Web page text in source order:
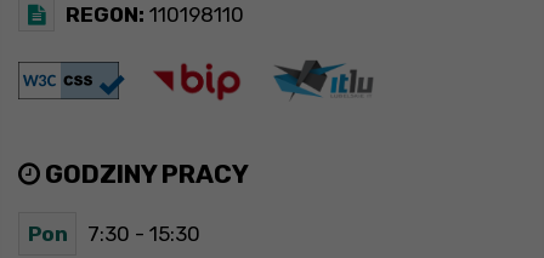
REGON: 110198110
GODZINY PRACY
Pon 7:30 - 15:30